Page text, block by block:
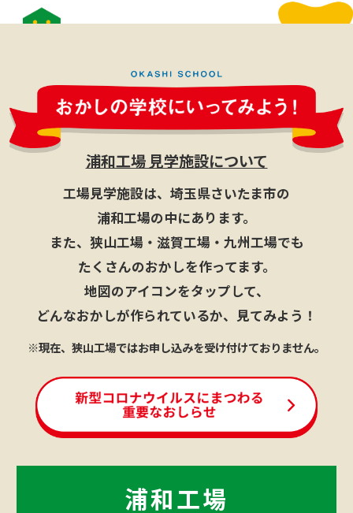
浦和工場 見学施設について
工場見学施設は、埼玉県さいたま市の
浦和工場の中にあります。
また、狭山工場・滋賀工場・九州工場でも
たくさんのおかしを作ってます。
地図のアイコンをタップして、
どんなおかしが作られているか、見てみよう！
※現在、狭山工場ではお申し込みを受け付けておりません。
浦和工場